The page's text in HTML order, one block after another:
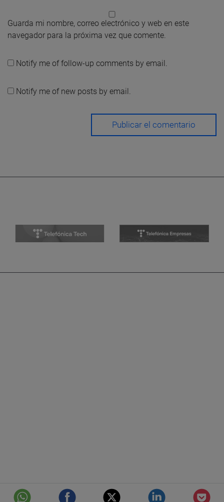
Guarda mi nombre, correo electrónico y web en este
navegador para la próxima vez que comente.
Notify me of follow-up comments by email.
Notify me of new posts by email.